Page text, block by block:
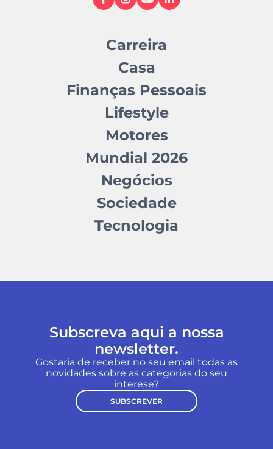
Carreira
Casa
Finanças Pessoais
Lifestyle
Motores
Mundial 2026
Negócios
Sociedade
Tecnologia
Subscreva aqui a nossa
newsletter.
Gostaria de receber no seu email todas as
novidades sobre as categorias do seu
interese?
SUBSCREVER